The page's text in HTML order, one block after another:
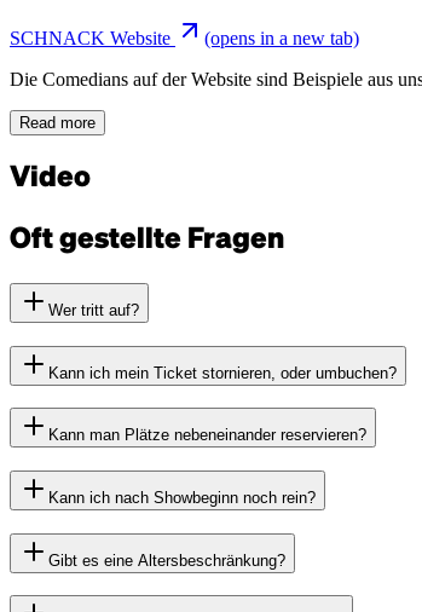
SCHNACK Website
(opens in a new tab)
Die Comedians auf der Website sind Beispiele aus
Read more
Video
Oft gestellte Fragen
Wer tritt auf?
Kann ich mein Ticket stornieren, oder umbuchen?
Kann man Plätze nebeneinander reservieren?
Kann ich nach Showbeginn noch rein?
Gibt es eine Altersbeschränkung?